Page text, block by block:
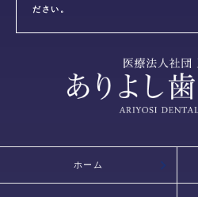
ださい。
ホーム